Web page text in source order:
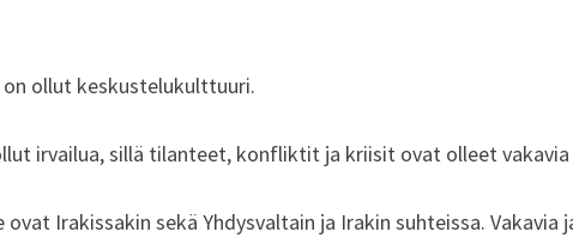
A
–
O
ollut keskustelukulttuuri.
irvailua, sillä tilanteet, konfliktit ja kriisit ovat olleet
ovat Irakissakin sekä Yhdysvaltain ja Irakin suhteissa. Vakavia